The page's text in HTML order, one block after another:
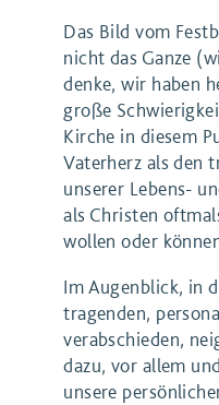
Das Bild vom
nicht das Ganze
denke, wir haben
große
Kirche in diesem
Vaterherz als den
unserer Lebens-
als Christen
wollen oder
Im Augenblick, in
tragenden,
verabschieden,
dazu, vor allem
unsere